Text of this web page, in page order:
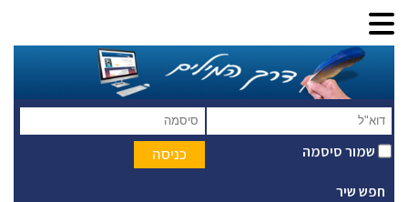
שמור סיסמה
חפש שיר